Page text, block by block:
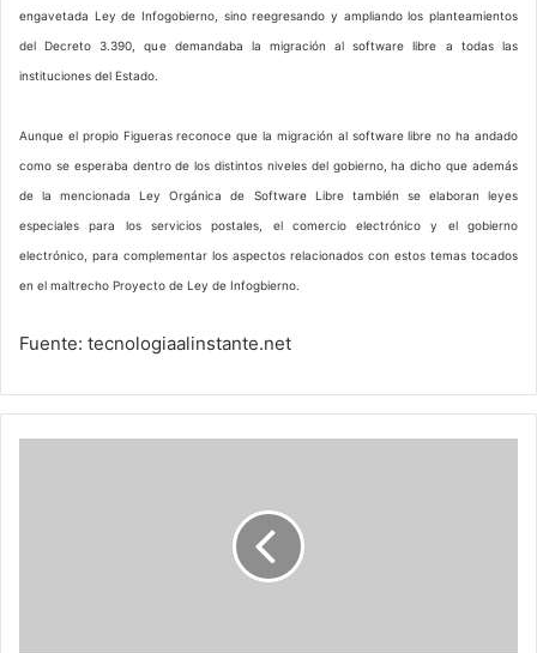
engavetada Ley de Infogobierno, sino reegresando y ampliando los planteamientos
del Decreto 3.390, que demandaba la migración al software libre a todas las
instituciones del Estado.
Aunque el propio Figueras reconoce que la migración al software libre no ha andado
como se esperaba dentro de los distintos niveles del gobierno, ha dicho que además
de la mencionada Ley Orgánica de Software Libre también se elaboran leyes
especiales para los servicios postales, el comercio electrónico y el gobierno
electrónico, para complementar los aspectos relacionados con estos temas tocados
en el maltrecho Proyecto de Ley de Infogbierno.
Fuente: tecnologiaalinstante.net